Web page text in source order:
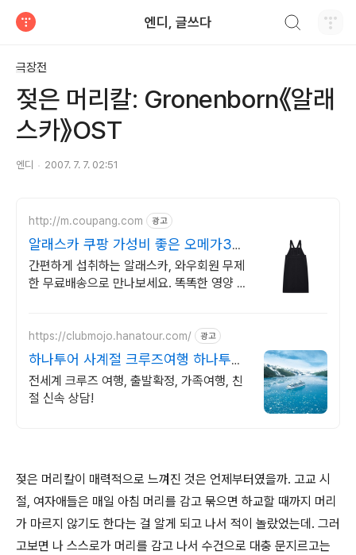
엔디, 글쓰다
극장전
젖은 머리칼: Gronenborn《알래
스카》OST
엔디 2007. 7. 7. 02:51
http://m.coupang.com 광고
알래스카 쿠팡 가성비 좋은 오메가3
지금
간편하게 섭취하는 알래스카, 와우회원 무제
한 무료배송으로 만나보세요. 똑똑한 영양 관
https://clubmojo.hanatour.com/ 광고
하나투어 사계절 크루즈여행 하나투어
공식예약 인증센터
전세계 크루즈 여행, 출발확정, 가족여행, 친
절 신속 상담!
젖은 머리칼이 매력적으로 느껴진 것은 언제부터였을까. 고교 시
절, 여자애들은 매일 아침 머리를 감고 묶으면 하교할 때까지 머리
가 마르지 않기도 한다는 걸 알게 되고 나서 적이 놀랐었는데. 그러
고보면 나 스스로가 머리를 감고 나서 수건으로 대충 문지르고는